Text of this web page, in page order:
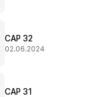
CAP 32
02.06.2024
CAP 31